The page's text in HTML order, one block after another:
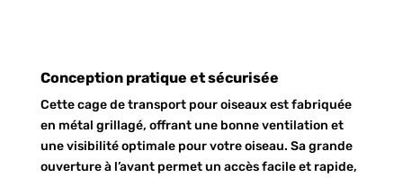
Conception pratique et sécurisée
Cette cage de transport pour oiseaux est fabriquée
en métal grillagé, offrant une bonne ventilation et
une visibilité optimale pour votre oiseau. Sa grande
ouverture à l’avant permet un accès facile et rapide,